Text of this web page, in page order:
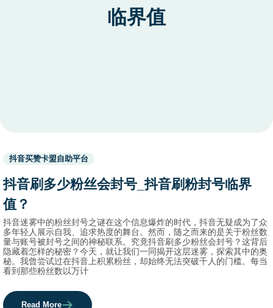
临界值
Used
before
category
names.
抖音买赞卡盟自助平台
抖音刷多少粉丝会封号_抖音刷粉封号临界
值？
抖音迷雾中的粉丝封号之谜在这个信息爆炸的时代，抖音无疑成为了众
多年轻人展示自我、追求热度的舞台。然而，随之而来的是关于粉丝数
量与账号被封号之间的神秘联系。究竟抖音刷多少粉丝会封号？这背后
隐藏着怎样的秘密？今天，就让我们一同揭开这层迷雾，探索其中的奥
秘。我曾尝试过在抖音上积累粉丝，却始终无法突破千人的门槛。每当
看到那些粉丝数以万计
Read More